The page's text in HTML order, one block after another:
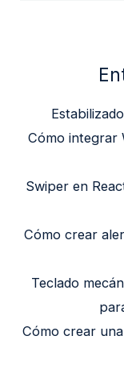
Cómo integrar
Swiper en
Cómo crear
Teclado
Cómo crear